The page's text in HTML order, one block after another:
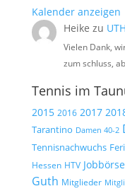
Kalender anzeigen
Heike zu
Vielen Dank,
zum schluss,
Tennis im
2015 2016 2017
Tarantino Damen 40-2
Tennisnachwuchs
Hessen HTV Jobbörse
Guth Mitglieder